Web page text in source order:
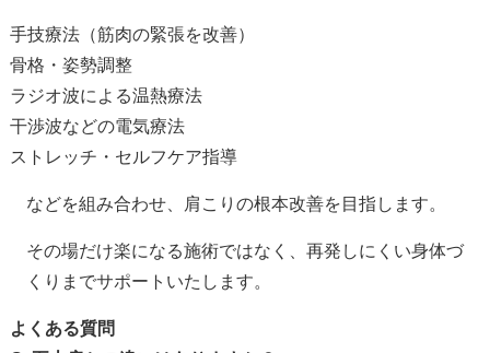
手技療法（筋肉の緊張を改善）
骨格・姿勢調整
ラジオ波による温熱療法
干渉波などの電気療法
ストレッチ・セルフケア指導
などを組み合わせ、肩こりの根本改善を目指します。
その場だけ楽になる施術ではなく、再発しにくい身体づ
くりまでサポートいたします。
よくある質問